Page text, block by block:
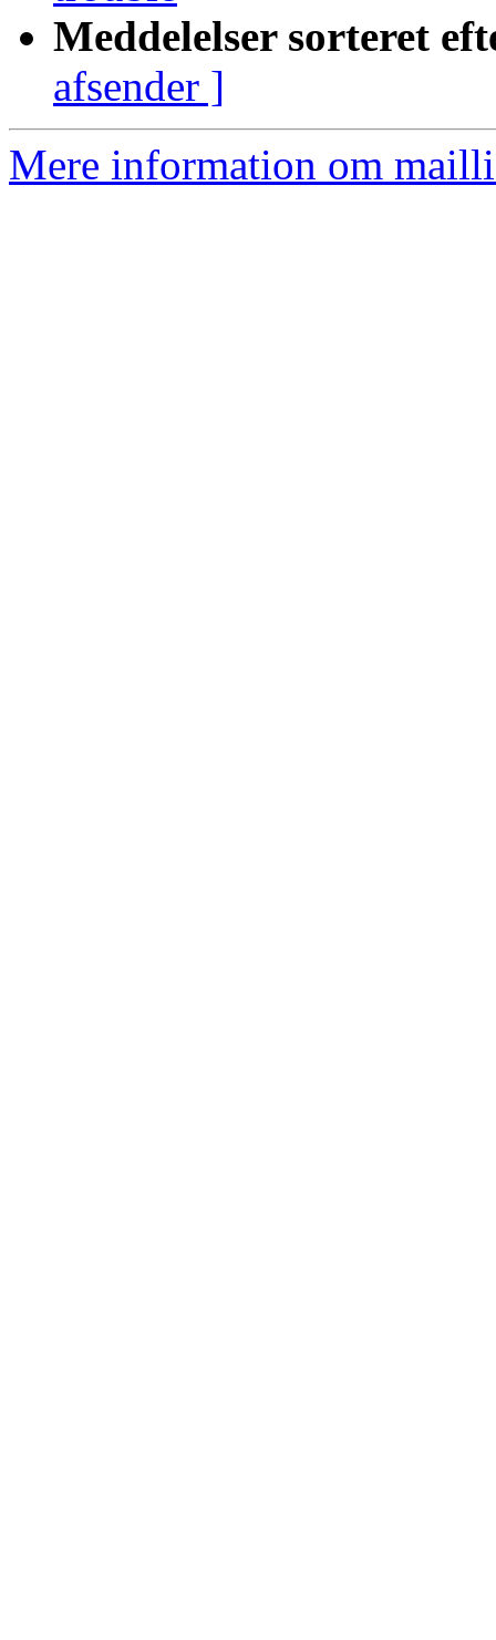
Meddelelser sorteret
afsender ]
Mere information om